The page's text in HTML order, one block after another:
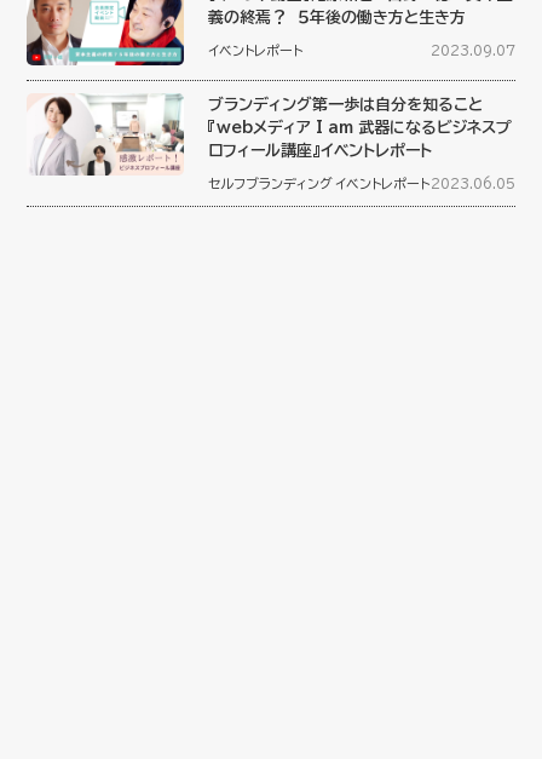
義の終焉？ ５年後の働き方と生き方
イベントレポート 2023.09.07
ブランディング第一歩は自分を知ること
『webメディア I am 武器になるビジネスプ
ロフィール講座』イベントレポート
セルフブランディング イベントレポート 2023.06.05